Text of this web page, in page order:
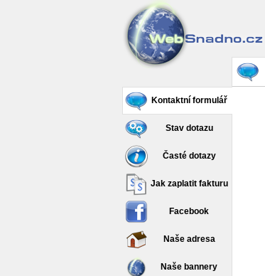
Kontaktní formulář
Stav dotazu
Časté dotazy
Jak zaplatit fakturu
Facebook
Naše adresa
Naše bannery